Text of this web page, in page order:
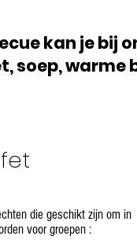
kan je bij
soep, warme
die geschikt zijn om in
voor groepen :